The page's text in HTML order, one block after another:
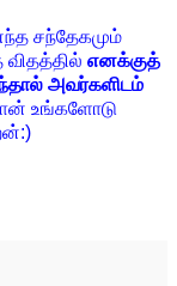
சந்தேகமும்
எனக்குத்
அவர்களிடம்
உங்களோடு